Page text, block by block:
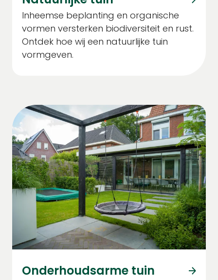
Inheemse beplanting en organische
vormen versterken biodiversiteit en rust.
Ontdek hoe wij een natuurlijke tuin
vormgeven.
Onderhoudsarme tuin